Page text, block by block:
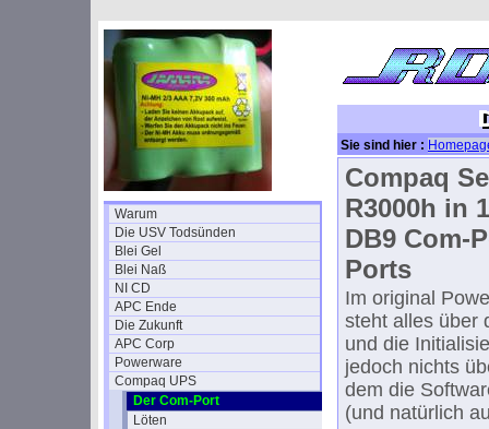
Warum
Die USV Todsünden
Blei Gel
Blei Naß
NI CD
APC Ende
Die Zukunft
APC Corp
Powerware
Compaq UPS
Der Com-Port
Löten
Sie sind hier :
Compaq
R3000h in
DB9 Com-
Ports
Im original
steht alles über
und die
jedoch nichts
dem die
(und natürlich